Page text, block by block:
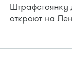
Штрафстоянку
откроют на